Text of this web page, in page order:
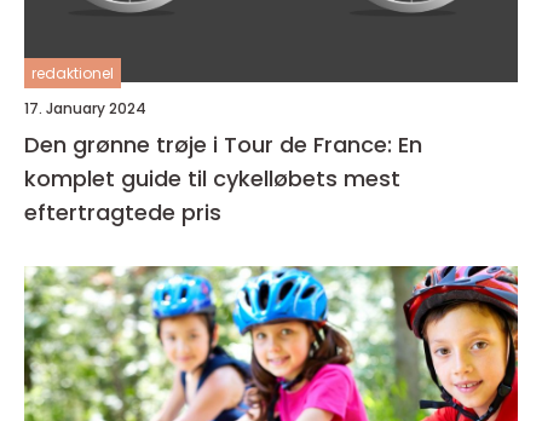
redaktionel
17. January 2024
Den grønne trøje i Tour de France: En
komplet guide til cykelløbets mest
eftertragtede pris